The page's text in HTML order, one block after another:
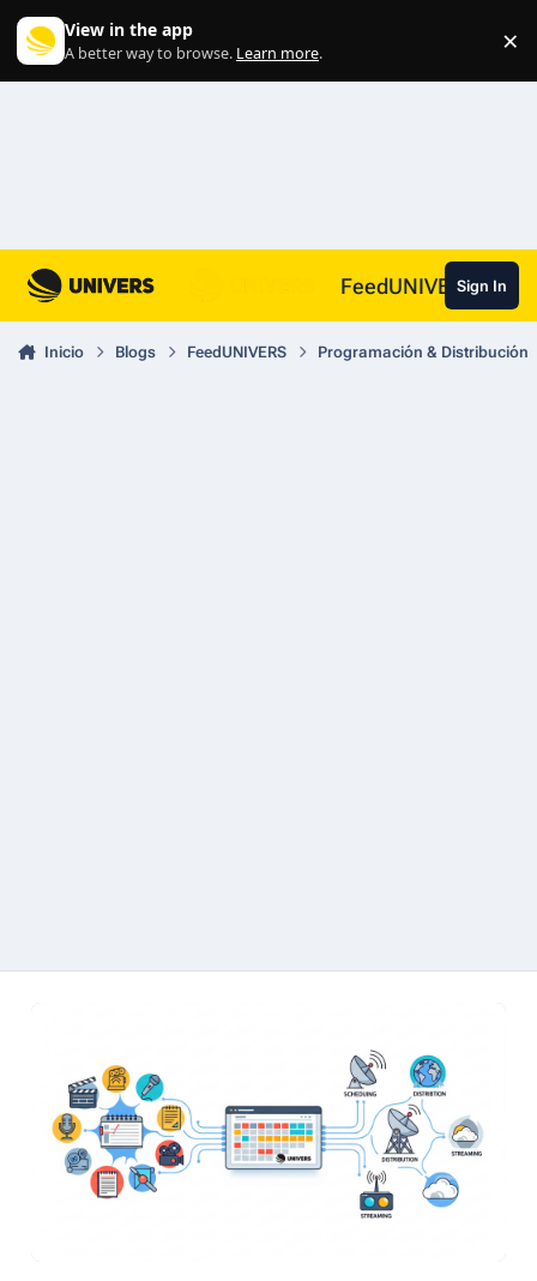
View in the app
A better way to browse. Learn more. ×
FeedUNIVERSSign In
Inicio Blogs FeedUNIVERS Programación & Distribución